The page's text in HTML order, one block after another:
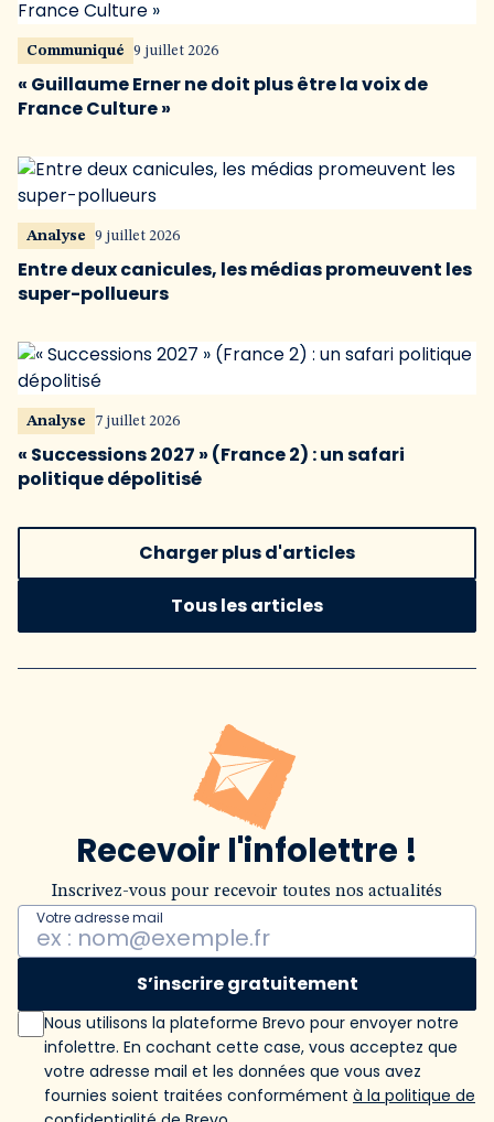
Communiqué 9 juillet 2026
« Guillaume Erner ne doit plus être la voix de
France Culture »
Analyse 9 juillet 2026
Entre deux canicules, les médias promeuvent les
super-pollueurs
Analyse 7 juillet 2026
« Successions 2027 » (France 2) : un safari
politique dépolitisé
Charger plus d'articles
Tous les articles
Recevoir l'infolettre !
Inscrivez-vous pour recevoir toutes nos actualités
Votre adresse mail
S’inscrire gratuitement
Nous utilisons la plateforme Brevo pour envoyer notre
infolettre. En cochant cette case, vous acceptez que
votre adresse mail et les données que vous avez
fournies soient traitées conformément à la politique de